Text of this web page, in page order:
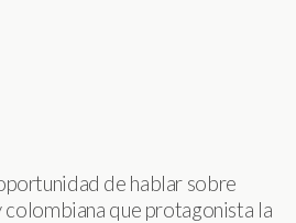
de hablar sobre
colombiana que protagonista la